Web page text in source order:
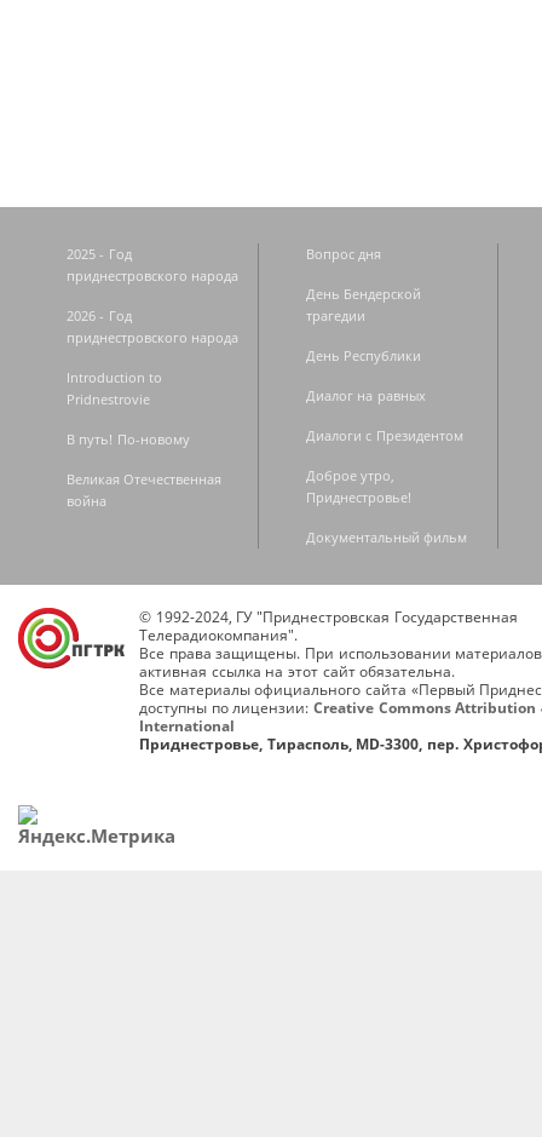
2025 - Год
приднестровского народа
2026 - Год
приднестровского народа
Introduction to
Pridnestrovie
В путь! По-новому
Великая Отечественная
война
Вопрос дня
День Бендерской
трагедии
День Республики
Диалог на равных
Диалоги с Президентом
Доброе утро,
Приднестровье!
Документальный фильм
© 1992-2024, ГУ "Приднестровская Государственная
Телерадиокомпания".
Все права защищены. При использовании
активная ссылка на этот сайт обязательна.
Все материалы официального сайта «Первый
доступны по лицензии: Creative Commons Attribution
International
Приднестровье, Тирасполь, MD-3300, пер.